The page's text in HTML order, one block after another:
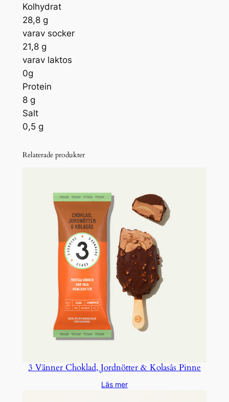
Kolhydrat
28,8 g
varav socker
21,8 g
varav laktos
0g
Protein
8 g
Salt
0,5 g
Relaterade produkter
3 Vänner Choklad, Jordnötter & Kolasås Pinne
Läs mer